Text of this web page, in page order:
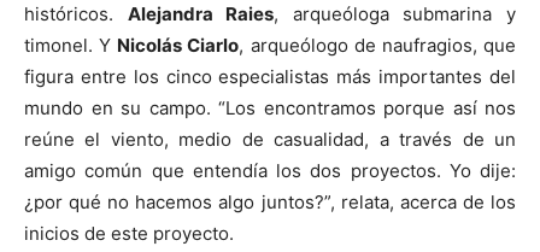
históricos. Alejandra Raies, arqueóloga submarina y
timonel. Y Nicolás Ciarlo, arqueólogo de naufragios, que
figura entre los cinco especialistas más importantes del
mundo en su campo. “Los encontramos porque así nos
reúne el viento, medio de casualidad, a través de un
amigo común que entendía los dos proyectos. Yo dije:
¿por qué no hacemos algo juntos?”, relata, acerca de los
inicios de este proyecto.